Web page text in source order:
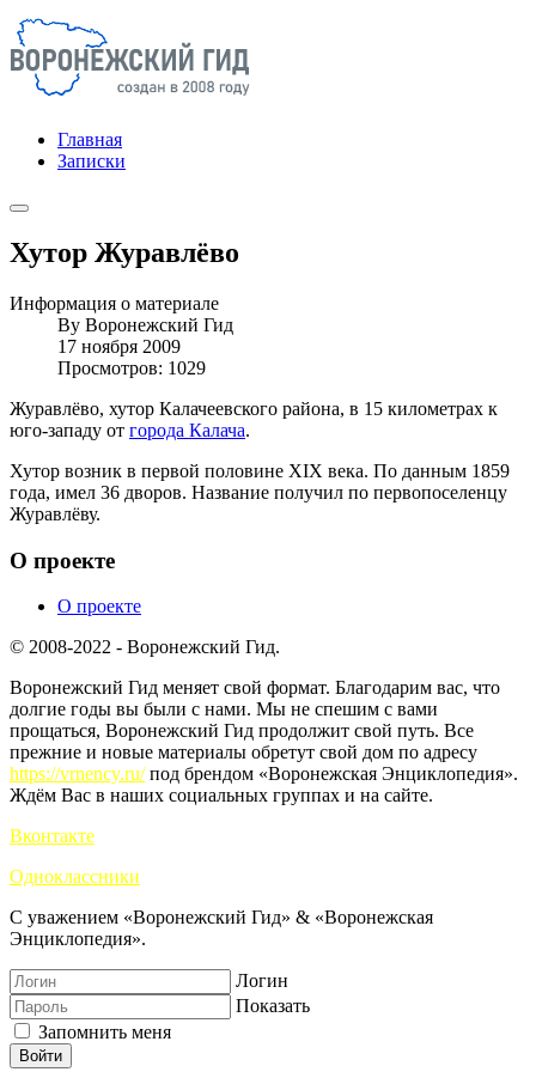
Главная
Записки
Хутор Журавлёво
Информация о материале
By Воронежский Гид
17 ноября 2009
Просмотров: 1029
Журавлёво, хутор Калачеевского района, в 15 километрах к
юго-западу от города Калача.
Хутор возник в первой половине XIX века. По данным 1859
года, имел 36 дворов. Название получил по первопоселенцу
Журавлёву.
О проекте
О проекте
© 2008-2022 - Воронежский Гид.
Воронежский Гид меняет свой формат. Благодарим вас, что
долгие годы вы были с нами. Мы не спешим с вами
прощаться, Воронежский Гид продолжит свой путь. Все
прежние и новые материалы обретут свой дом по адресу
https://vrnency.ru/под брендом «Воронежская Энциклопедия».
Ждём Вас в наших социальных группах и на сайте.
Вконтакте
Одноклассники
С уважением «Воронежский Гид» & «Воронежская
Энциклопедия».
Логин
Показать
Запомнить меня
Войти